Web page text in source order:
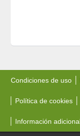
Condiciones de uso
Política de cookies
Información